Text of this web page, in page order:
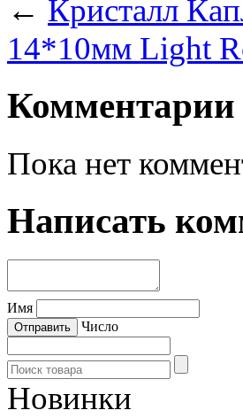
← Кристалл
14*10мм Light
Комментарии
Пока нет
Написать
Имя
Число
Новинки